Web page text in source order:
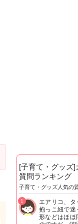
[子育て・グッズ]
質問ランキング
子育て・グッズ人気の
エアリコ、
抱っこ紐で迷
形などはほほ
1